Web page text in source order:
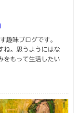
趣味ブログです。
ね。思うようにはな
をもって生活したい